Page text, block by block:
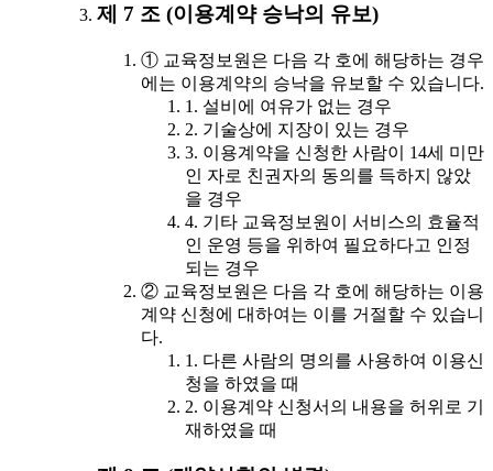
제 7 조 (이용계약 승낙의 유보)
① 교육정보원은 다음 각 호에 해당하는 경우
에는 이용계약의 승낙을 유보할 수 있습니다.
1. 설비에 여유가 없는 경우
2. 기술상에 지장이 있는 경우
3. 이용계약을 신청한 사람이 14세 미만
인 자로 친권자의 동의를 득하지 않았
을 경우
4. 기타 교육정보원이 서비스의 효율적
인 운영 등을 위하여 필요하다고 인정
되는 경우
② 교육정보원은 다음 각 호에 해당하는 이용
계약 신청에 대하여는 이를 거절할 수 있습니
다.
1. 다른 사람의 명의를 사용하여 이용신
청을 하였을 때
2. 이용계약 신청서의 내용을 허위로 기
재하였을 때